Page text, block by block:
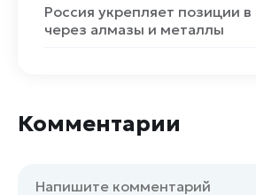
Россия укрепляет позиции в
через алмазы и металлы
Комментарии